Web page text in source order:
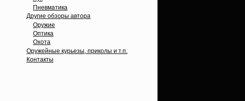
Пневматика
Другие обзоры автора
Оружие
Оптика
Охота
Оружейные курьезы, приколы и т.п.
Контакты